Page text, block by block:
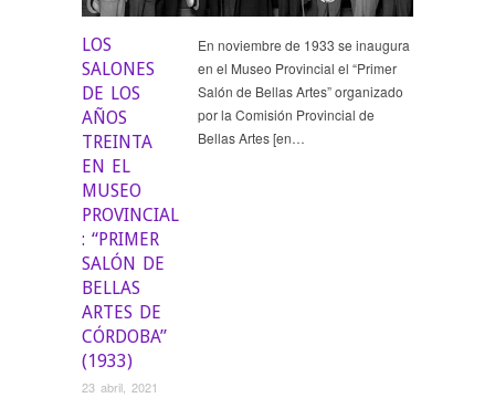
LOS
SALONES
DE LOS
AÑOS
TREINTA
EN EL
MUSEO
PROVINCIAL
: “PRIMER
SALÓN DE
BELLAS
ARTES DE
CÓRDOBA”
(1933)
23 abril, 2021
En noviembre de 1933 se inaugura
en el Museo Provincial el “Primer
Salón de Bellas Artes” organizado
por la Comisión Provincial de
Bellas Artes [en…